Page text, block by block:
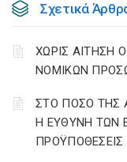
Σχετικά
ΧΩΡΙΣ ΑΙΤΗΣΗ
ΝΟΜΙΚΩΝ
ΣΤΟ ΠΟΣΟ ΤΗΣ
Η ΕΥΘΥΝΗ ΤΩΝ
ΠΡΟΫΠΟΘΕΣΕΙΣ